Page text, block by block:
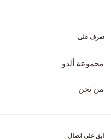
تعرف على
مجموعة ألدو
من نحن
ابق على اتصال